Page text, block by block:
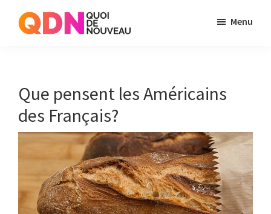
site
Menu
Que pensent les Américains
des Français?